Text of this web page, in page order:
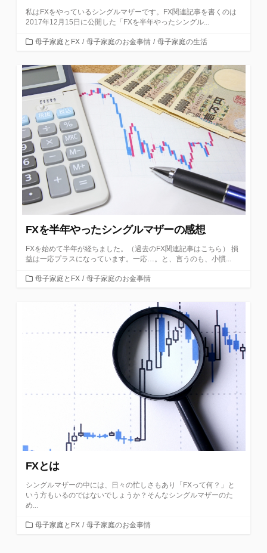
私はFXをやっているシングルマザーです。FX関連記事を書くのは
2017年12月15日に公開した「FXを半年やったシングル...
カ
ゴ
ー
母子家庭とFX / 母子家庭のお金事情 / 母子家庭の生活
FXを半年やったシングルマザーの感想
FXを始めて半年が経ちました。（過去のFX関連記事はこちら） 損
益は一応プラスになっています。一応…。と、言うのも、小慣...
カ母子家庭とFX / 母子家庭のお金事情
FXとは
シングルマザーの中には、日々の忙しさもあり「FXって何？」と
いう方もいるのではないでしょうか？そんなシングルマザーのた
め...
カ母子家庭とFX / 母子家庭のお金事情